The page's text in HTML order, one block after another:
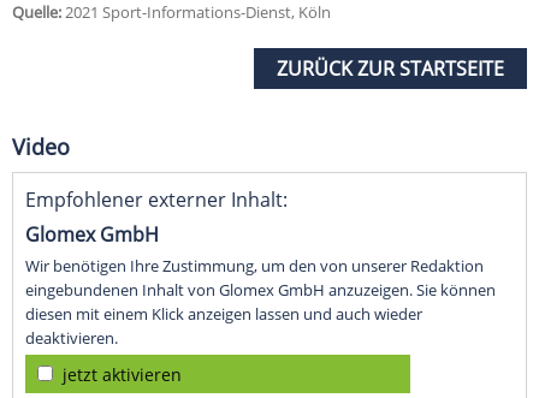
Quelle:2021 Sport-Informations-Dienst, Köln
ZURÜCK ZUR STARTSEITE
Video
Empfohlener externer Inhalt:
Glomex GmbH
Wir benötigen Ihre Zustimmung, um den von unserer Redaktion
eingebundenen Inhalt von Glomex GmbH anzuzeigen. Sie können
diesen mit einem Klick anzeigen lassen und auch wieder
deaktivieren.
jetzt aktivieren